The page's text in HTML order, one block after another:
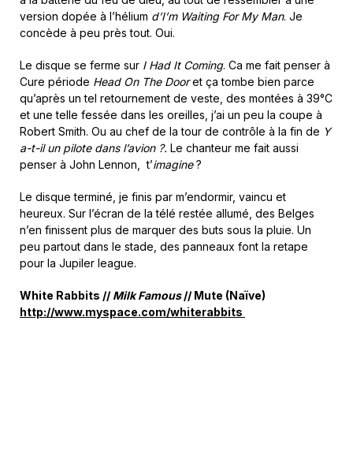
version dopée à l’hélium d’I’m Waiting For My Man. Je
concède à peu près tout. Oui.
Le disque se ferme sur I Had It Coming. Ca me fait penser à
Cure période Head On The Dooret ça tombe bien parce
qu’après un tel retournement de veste, des montées à 39°C
et une telle fessée dans les oreilles, j’ai un peu la coupe à
Robert Smith. Ou au chef de la tour de contrôle à la fin de Y
a-t-il un pilote dans l’avion ?. Le chanteur me fait aussi
penser à John Lennon, t’imagine?
Le disque terminé, je finis par m’endormir, vaincu et
heureux. Sur l’écran de la télé restée allumé, des Belges
n’en finissent plus de marquer des buts sous la pluie. Un
peu partout dans le stade, des panneaux font la retape
pour la Jupiler league.
White Rabbits // Milk Famous// Mute (Naïve)
http://www.myspace.com/whiterabbits